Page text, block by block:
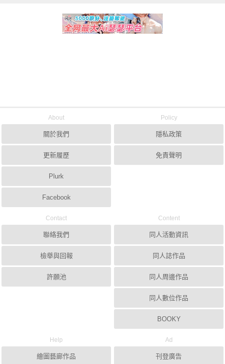
About
關於我們
更新履歷
Plurk
Facebook
Policy
隱私政策
免責聲明
Contact
聯絡我們
檢舉與回報
許願池
Content
同人活動資訊
同人誌作品
同人周邊作品
同人數位作品
BOOKY
Help
繪圖藝廊作品
Ad
刊登廣告